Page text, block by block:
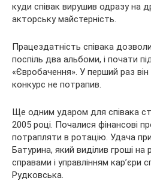
куди співак вирушив одразу на
акторську майстерність.
Працездатність співака
поспіль два альбоми, і почати
«Євробачення». У перший раз
конкурс не потрапив.
Ще одним ударом для співака
2005 році. Почалися фінансові
потрапляти в ротацію. Удача
Батурина, який виділив гроші на
справами і управлінням кар’єри
Рудковська.